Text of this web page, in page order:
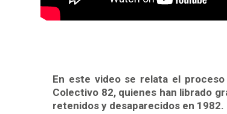
En este video se relata el
Colectivo 82, quienes han librado
retenidos y desaparecidos en 1982.